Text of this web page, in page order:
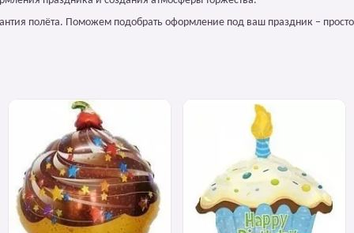
полёта. Поможем подобрать оформление под ваш праздник –